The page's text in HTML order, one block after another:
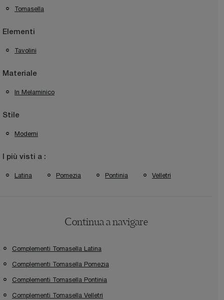
Tomasella
Elementi
Tavolini
Materiale
In Melaminico
Stile
Moderni
I più visti a :
Latina Pomezia Pontinia Velletri
Continua a navigare
Complementi Tomasella Latina
Complementi Tomasella Pomezia
Complementi Tomasella Pontinia
Complementi Tomasella Velletri